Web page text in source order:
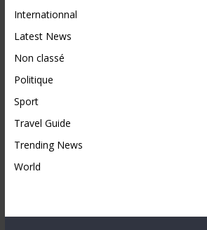
Internationnal
Latest News
Non classé
Politique
Sport
Travel Guide
Trending News
World